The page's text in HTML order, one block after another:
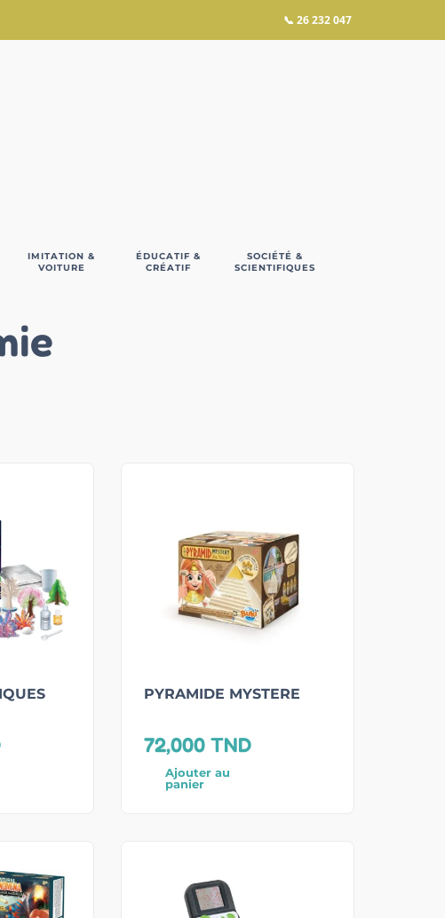
📞 26 232 047
IMITATION &
VOITURE
ÉDUCATIF &
CRÉATIF
SOCIÉTÉ &
SCIENTIFIQUES
PYRAMIDE MYSTERE
72,000TND
Ajouter au
panier